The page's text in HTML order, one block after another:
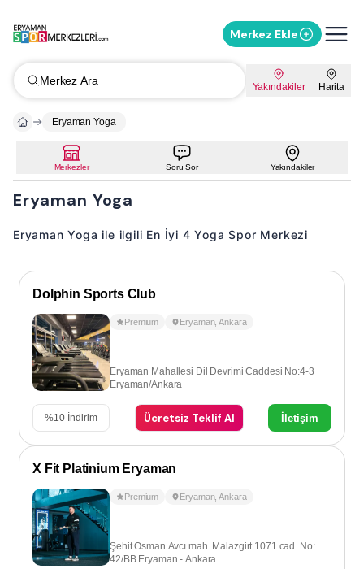
Merkez Ekle
Merkez Ara Yakındakiler Harita
Eryaman Yoga
Merkezler Soru Sor Yakındakiler
Eryaman Yoga
Eryaman Yoga ile ilgili En İyi 4 Yoga Spor Merkezi
Dolphin Sports Club
Premium Eryaman,Ankara
Eryaman Mahallesi Dil Devrimi Caddesi No:4-3
Eryaman/Ankara
%10 İndirim Ücretsiz Teklif Al İletişim
X Fit Platinium Eryaman
Premium Eryaman,Ankara
Şehit Osman Avcı mah. Malazgirt 1071 cad. No:
42/BB Eryaman - Ankara